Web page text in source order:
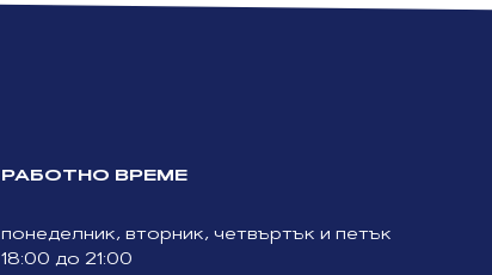
РАБОТНО ВРЕМЕ
понеделник, вторник, четвъртък и петък
18:00 до 21:00